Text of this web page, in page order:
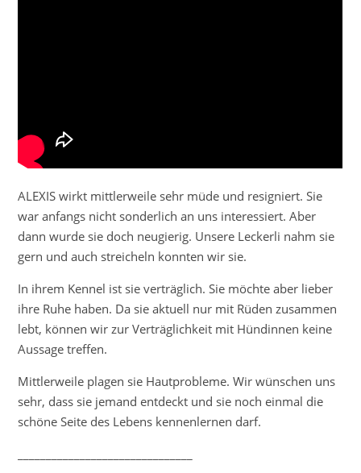
ALEXIS wirkt mittlerweile sehr müde und resigniert. Sie
war anfangs nicht sonderlich an uns interessiert. Aber
dann wurde sie doch neugierig. Unsere Leckerli nahm sie
gern und auch streicheln konnten wir sie.
In ihrem Kennel ist sie verträglich. Sie möchte aber lieber
ihre Ruhe haben. Da sie aktuell nur mit Rüden zusammen
lebt, können wir zur Verträglichkeit mit Hündinnen keine
Aussage treffen.
Mittlerweile plagen sie Hautprobleme. Wir wünschen uns
sehr, dass sie jemand entdeckt und sie noch einmal die
schöne Seite des Lebens kennenlernen darf.